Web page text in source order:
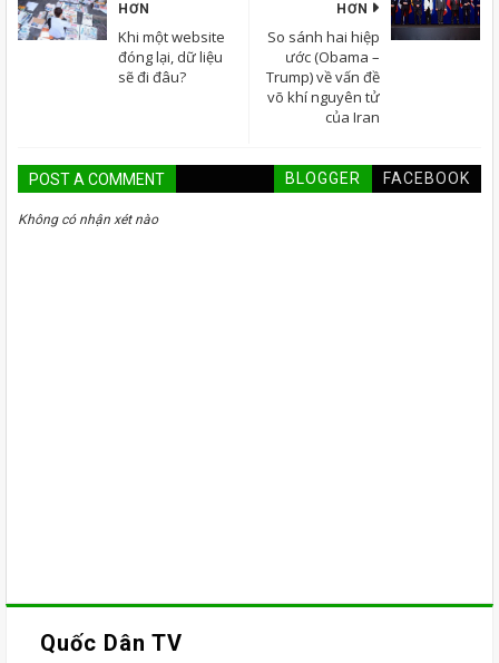
HƠN
So sánh hai hiệp
ước (Obama –
Trump) về vấn đề
võ khí nguyên tử
của Iran
HƠN
Khi một website
đóng lại, dữ liệu
sẽ đi đâu?
POST A COMMENT BLOGGER FACEBOOK
Không có nhận xét nào
Quốc Dân TV